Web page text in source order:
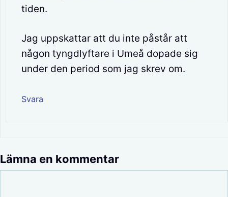
tiden.
Jag uppskattar att du inte påstår att
någon tyngdlyftare i Umeå dopade sig
under den period som jag skrev om.
Svara
Lämna en kommentar